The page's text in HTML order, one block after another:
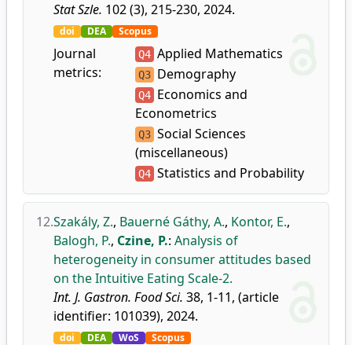
Stat Szle. 102 (3), 215-230, 2024.
doi DEA Scopus
Journal
metrics:
Q4 Applied Mathematics
Q3 Demography
Q4 Economics and
Econometrics
Q3 Social Sciences
(miscellaneous)
Q4 Statistics and Probability
12.Szakály, Z., Bauerné Gáthy, A., Kontor, E.,
Balogh, P., Czine, P.: Analysis of
heterogeneity in consumer attitudes based
on the Intuitive Eating Scale-2.
Int. J. Gastron. Food Sci. 38, 1-11, (article
identifier: 101039), 2024.
doi DEA WoS Scopus